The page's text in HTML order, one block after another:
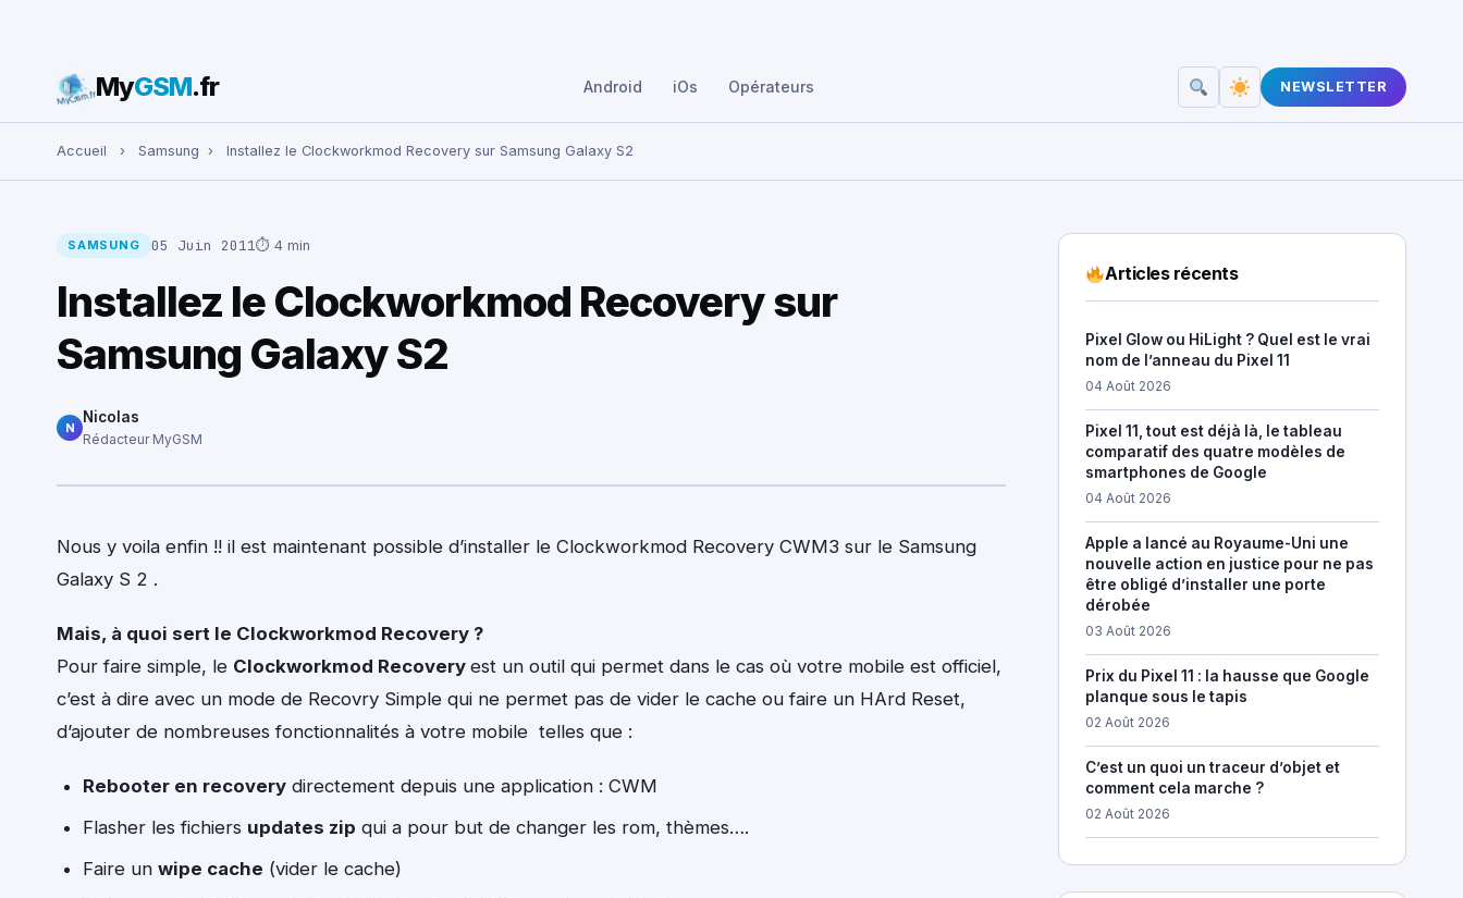
Rechercher :
MyGSM.fr Android iOs Opérateurs NEWSLETTER
Accueil › Samsung › Installez le Clockworkmod Recovery sur Samsung Galaxy S2
SAMSUNG 05 Juin 2011⏱ 4 min
Installez le Clockworkmod Recovery sur
Samsung Galaxy S2
N
Nicolas
Rédacteur MyGSM
Nous y voila enfin !! il est maintenant possible d’installer le Clockworkmod Recovery CWM3 sur le Samsung
Galaxy S 2 .
Mais, à quoi sert le Clockworkmod Recovery ?
Pour faire simple, le Clockworkmod Recovery est un outil qui permet dans le cas où votre mobile est officiel,
c’est à dire avec un mode de Recovry Simple qui ne permet pas de vider le cache ou faire un HArd Reset,
d’ajouter de nombreuses fonctionnalités à votre mobile telles que :
Rebooter en recovery directement depuis une application : CWM
Flasher les fichiers updates zip qui a pour but de changer les rom, thèmes….
Faire un wipe cache (vider le cache)
Articles récents
Pixel Glow ou HiLight ? Quel est le vrai
nom de l’anneau du Pixel 11
04 Août 2026
Pixel 11, tout est déjà là, le tableau
comparatif des quatre modèles de
smartphones de Google
04 Août 2026
Apple a lancé au Royaume-Uni une
nouvelle action en justice pour ne pas
être obligé d’installer une porte
dérobée
03 Août 2026
Prix du Pixel 11 : la hausse que Google
planque sous le tapis
02 Août 2026
C’est un quoi un traceur d’objet et
comment cela marche ?
02 Août 2026